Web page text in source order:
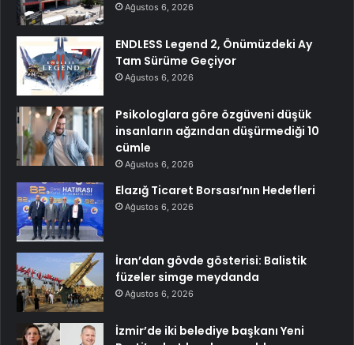
Ağustos 6, 2026
ENDLESS Legend 2, Önümüzdeki Ay
Tam Sürüme Geçiyor
Ağustos 6, 2026
Psikologlara göre özgüveni düşük
insanların ağzından düşürmediği 10
cümle
Ağustos 6, 2026
Elazığ Ticaret Borsası’nın Hedefleri
Ağustos 6, 2026
İran’dan gövde gösterisi: Balistik
füzeler simge meydanda
Ağustos 6, 2026
İzmir’de iki belediye başkanı Yeni